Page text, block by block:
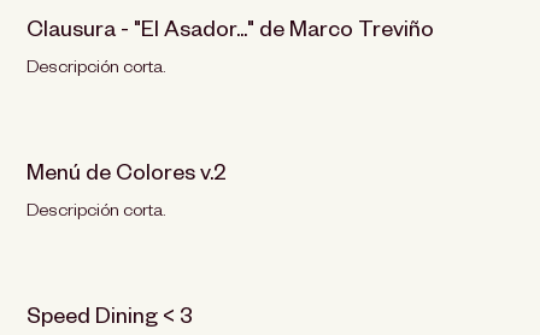
Clausura - "El Asador..." de Marco Treviño
Descripción corta.
Menú de Colores v.2
Descripción corta.
Speed Dining < 3